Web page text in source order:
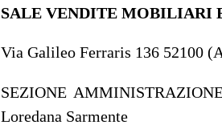
SALE VENDITE MOBILIARI
Via Galileo Ferraris 136 52100
SEZIONE
Loredana Sarmente